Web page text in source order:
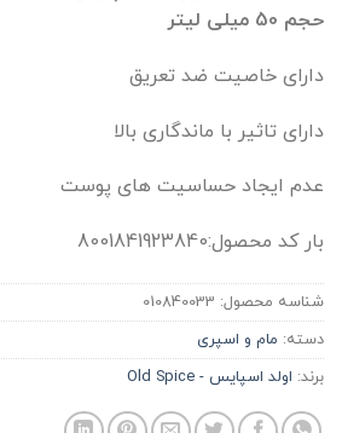
حجم 50 میلی لیتر
دارای خاصیت ضد تعریق
دارای تاثیر با ماندگاری بالا
عدم ایجاد حساسیت های پوست
بار کد محصول:8001841923840
شناسه محصول: 010840033
دسته: مام و اسپری
برند: اولد اسپایس - Old Spice